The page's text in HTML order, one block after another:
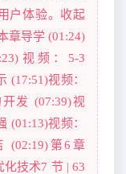
户体验。收起
章导学 (01:24)
视频：5-3
(17:51)视频：
发 (07:39)视
(01:13)视频：
(02:19)第6章
化技术7 节 | 63